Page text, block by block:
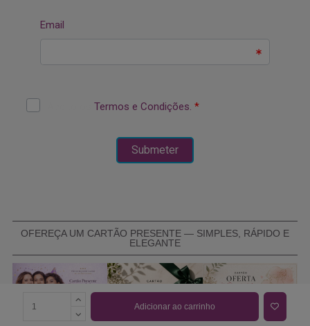
Adicionar ao carrinho
OFEREÇA UM CARTÃO PRESENTE — SIMPLES, RÁPIDO E
ELEGANTE